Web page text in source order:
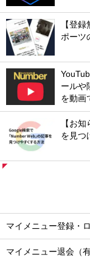
【登
ポーツ
ールや
を動画
【お
を見つ
マイメニュー登録・
マイメニュー退会（